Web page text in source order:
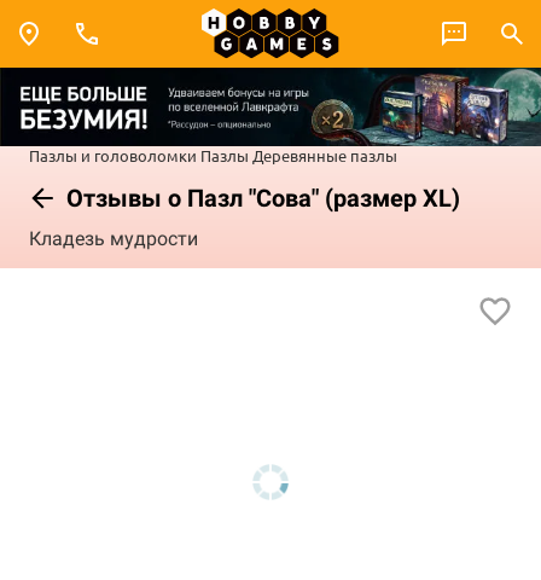
Пазлы и головоломки Пазлы Деревянные пазлы
Отзывы о Пазл "Сова" (размер XL)
Кладезь мудрости